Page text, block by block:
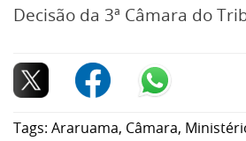
Decisão da 3ª Câmara do
Tags: Araruama, Câmara,